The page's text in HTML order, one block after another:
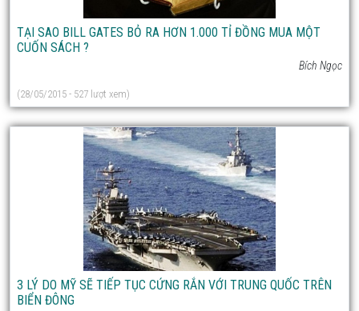
TẠI SAO BILL GATES BỎ RA HƠN 1.000 TỈ ĐỒNG MUA MỘT
CUỐN SÁCH ?
Bích Ngọc
(28/05/2015 - 527 lượt xem)
3 LÝ DO MỸ SẼ TIẾP TỤC CỨNG RẮN VỚI TRUNG QUỐC TRÊN
BIỂN ĐÔNG